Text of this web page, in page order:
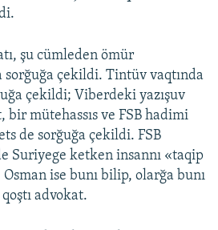
şu cümleden ömür
sorğuğa çekildi. Tintüv vaqtında
çekildi; Viberdeki yazışuv
bir mütehassıs ve FSB hadimi
de sorğuğa çekildi. FSB
Suriyege ketken insannı «taqip
ise bunı bilip, olarğa bunı
advokat.